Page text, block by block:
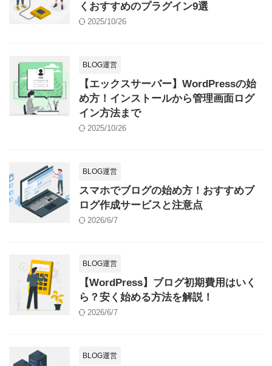
くおすすめのプラグイン9選
2025/10/26
BLOG運営
【エックスサーバー】WordPressの始
め方！インストールから管理画面ログ
イン方法まで
2025/10/26
BLOG運営
スマホでブログの始め方！おすすめブ
ログ作成サービスと注意点
2026/6/7
BLOG運営
【WordPress】ブログ初期費用はいく
ら？安く始める方法を解説！
2026/6/7
BLOG運営